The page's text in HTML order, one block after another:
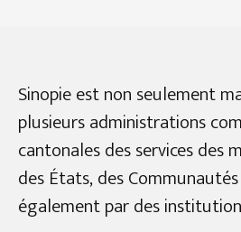
Sinopie est non seulement
plusieurs administrations
cantonales des services des
des États, des
également par des